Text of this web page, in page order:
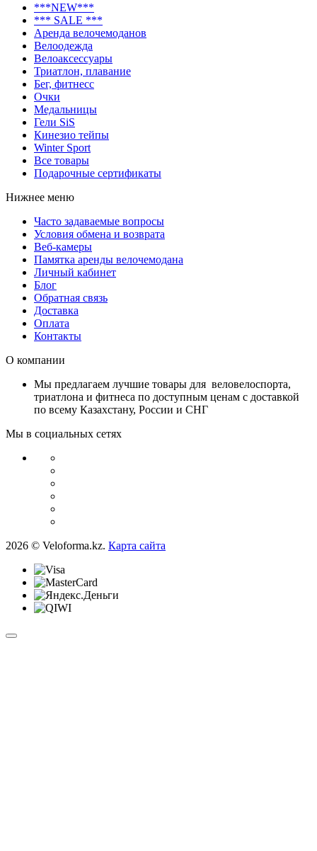
***NEW***
*** SALE ***
Аренда велочемоданов
Велоодежда
Велоаксессуары
Триатлон, плавание
Бег, фитнесс
Очки
Медальницы
Гели SiS
Кинезио тейпы
Winter Sport
Все товары
Подарочные сертификаты
Нижнее меню
Часто задаваемые вопросы
Условия обмена и возврата
Веб-камеры
Памятка аренды велочемодана
Личный кабинет
Блог
Обратная связь
Доставка
Оплата
Контакты
О компании
Мы предлагаем лучшие товары для веловелоспорта,
триатлона и фитнеса по доступным ценам с доставкой
по всему Казахстану, России и СНГ
Мы в социальных сетях
2026 © Veloforma.kz. Карта сайта